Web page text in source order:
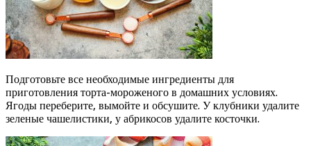
Подготовьте все необходимые ингредиенты для
приготовления торта-мороженого в домашних условиях.
Ягоды переберите, вымойте и обсушите. У клубники удалите
зеленые чашелистики, у абрикосов удалите косточки.